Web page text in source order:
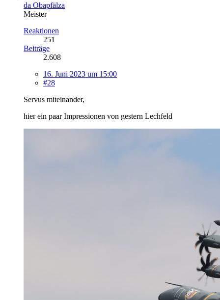
da Obapfälza
Meister
Reaktionen
251
Beiträge
2.608
16. Juni 2023 um 15:00
#28
Servus miteinander,
hier ein paar Impressionen von gestern Lechfeld